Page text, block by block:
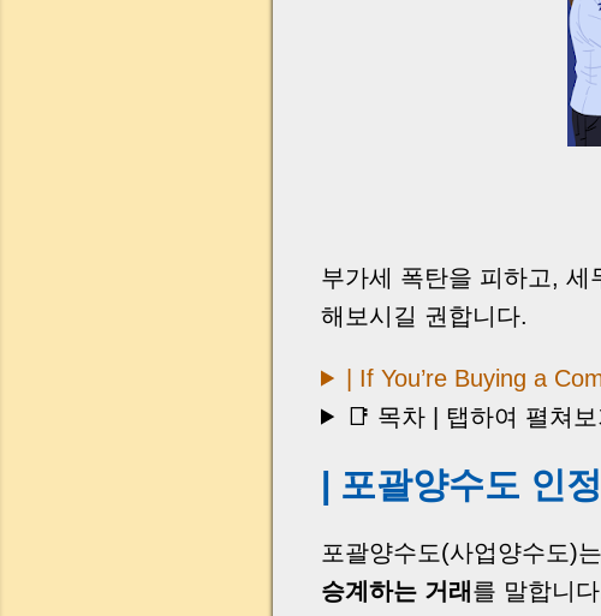
부가세 폭탄을 피하고,
해보시길 권합니다.
| If You’re Buying a
📑 목차 | 탭하여 펼쳐보
| 포괄양수도 인
포괄양수도(사업양수도)는
승계하는 거래 를 말합니